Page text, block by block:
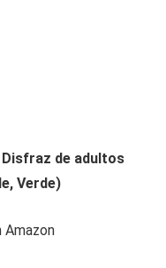
de adultos
Verde)
Amazon